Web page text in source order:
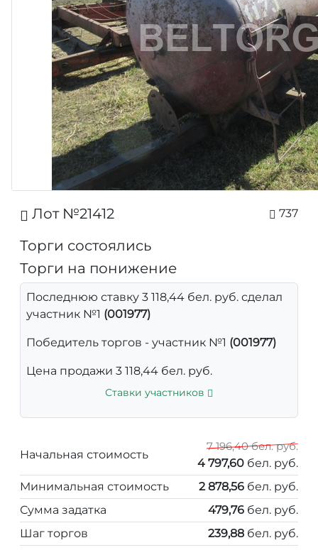
Лот №21412 737
Торги состоялись
Торги на понижение
Последнюю ставку 3 118,44 бел. руб. сделал
участник №1 (001977)
Победитель торгов - участник №1 (001977)
Цена продажи 3 118,44 бел. руб.
Ставки участников
Начальная стоимость
7 196,40 бел. руб.
4 797,60 бел. руб.
Минимальная стоимость
2 878,56 бел. руб.
Сумма задатка
479,76 бел. руб.
Шаг торгов
239,88 бел. руб.